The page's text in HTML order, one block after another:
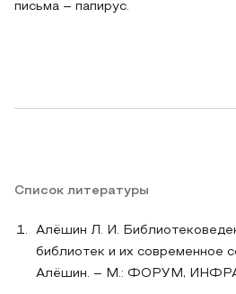
письма – папирус.
Список литературы
Алёшин Л. И.
библиотек и их современное
Алёшин. – М.: ФОРУМ,